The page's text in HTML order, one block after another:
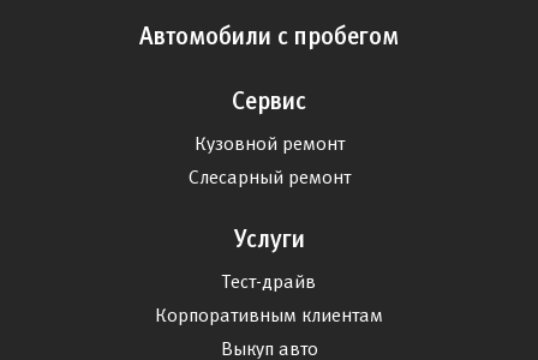
Автомобили с пробегом
Сервис
Кузовной ремонт
Слесарный ремонт
Услуги
Тест-драйв
Корпоративным клиентам
Выкуп авто